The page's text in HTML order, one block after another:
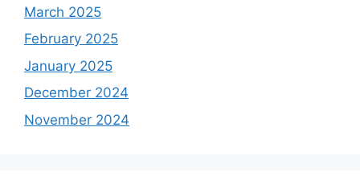
March 2025
February 2025
January 2025
December 2024
November 2024